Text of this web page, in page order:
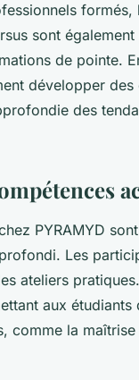
sont
de pointe.
développer
des
PYRAMYD
Les
ateliers
aux
comme la